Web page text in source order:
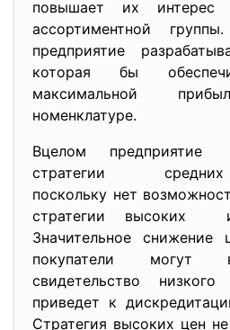
повышает их
ассортиментной
предприятие
которая бы
максимальной
номенклатуре.
Вцелом предприятие
стратегии
поскольку нет
стратегии высоких
Значительное
покупатели могут
свидетельство
приведет к
Стратегия высоких цен